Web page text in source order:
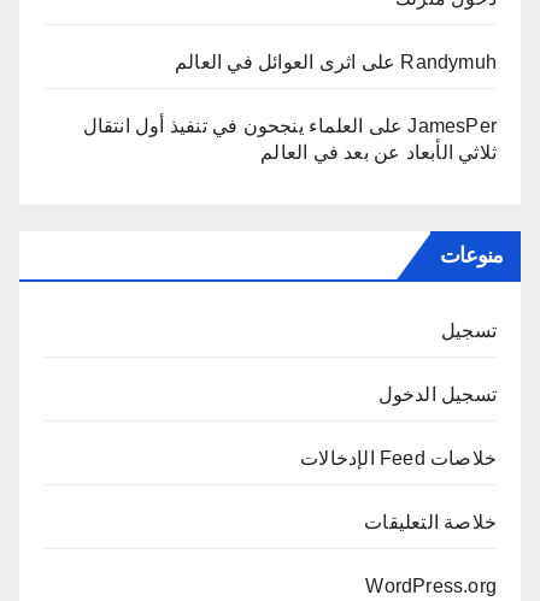
Randymuh على اثرى العوائل في العالم
JamesPerعلى
العلماء ينجحون في تنفيذ أول انتقال
ثلاثي الأبعاد عن بعد في العالم
منوعات
تسجيل
تسجيل الدخول
خلاصات Feed الإدخالات
خلاصة التعليقات
WordPress.org